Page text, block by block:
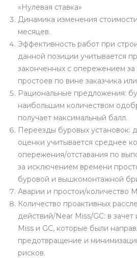
«Нулевая ставка»
Динамика изменения
месяцев.
Эффективность работ при
данной позиции учитывается
законченных с опережением
простоев по вине заказчика
Рациональные предложения:
наибольшим количеством
получает максимальный балл.
Переезды буровых установок:
оценки учитывается среднее
опережения/отставания по
за исключением времени
буровой и вышкомонтажной
Аварии и простои/количество
Количество проактивных
действий/Near Miss/GC: в
Miss и GC, которые были
предотвращение и
рисков.